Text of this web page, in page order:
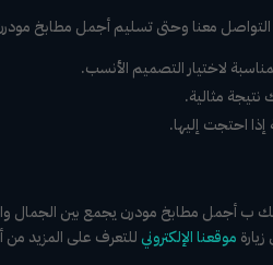
معنا وحتى تسليم أجمل مطابخ
لاختيار التصميم الأنسب.
مثالية.
إذا احتجت إليها.
ب أجمل مطابخ مودرن يجمع بين
موقعنا الإلكتروني للتعرف على المزيد